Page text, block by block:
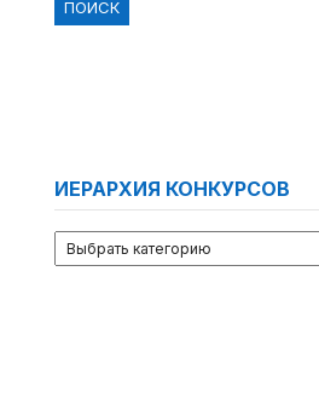
ИЕРАРХИЯ КОНКУРСОВ